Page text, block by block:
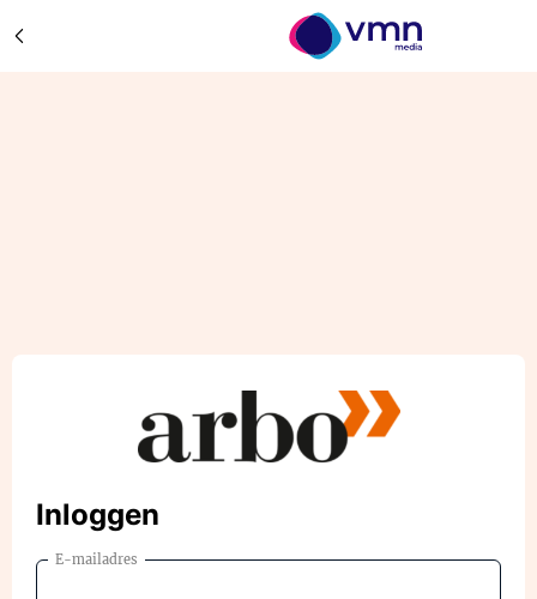
Inloggen
E-mailadres